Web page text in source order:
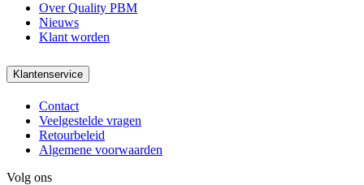
Over Quality PBM
Nieuws
Klant worden
Klantenservice
Contact
Veelgestelde vragen
Retourbeleid
Algemene voorwaarden
Volg ons